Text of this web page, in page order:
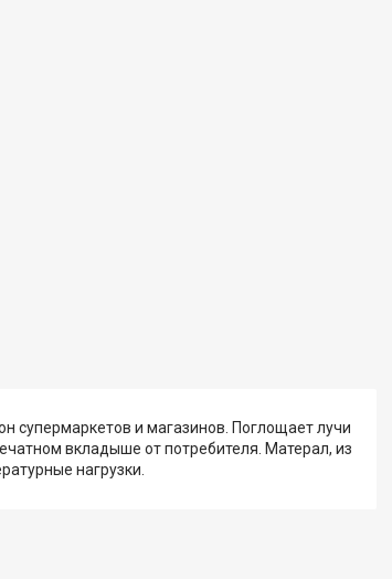
супермаркетов и магазинов. Поглощает лучи
вкладыше от потребителя. Матерал, из
нагрузки.